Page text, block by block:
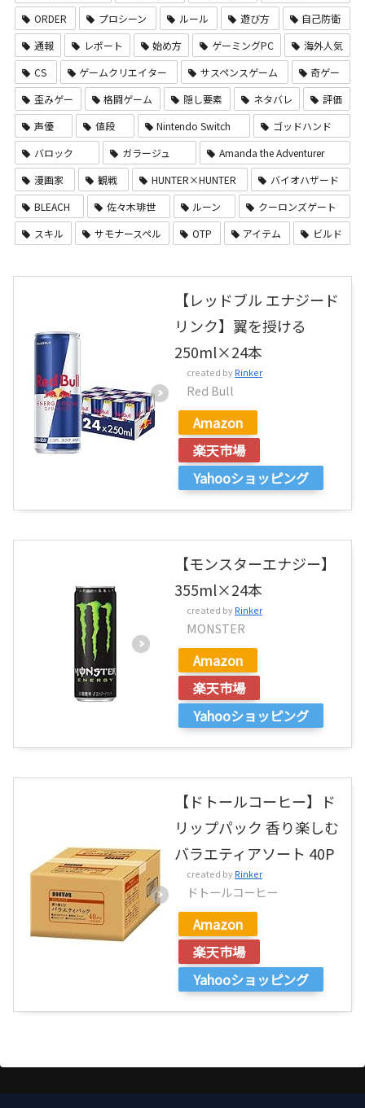
ORDER
プロシーン ルール 遊び方
自己防衛
通報
レポート 始め方 ゲーミングPC
海外人気
CS
ゲームクリエイター サスペンスゲーム
奇ゲー
歪みゲー
格闘ゲーム 隠し要素 ネタバレ
評価
声優
値段 Nintendo Switch
ゴッドハンド
バロック
ガラージュ
Amanda the Adventurer
漫画家
観戦 HUNTER×HUNTER
バイオハザード
BLEACH
佐々木琲世 ルーン
クーロンズゲート
スキル
サモナースペル OTP アイテム ビルド
【レッドブル エナジード
リンク】翼を授ける
250ml×24本
created byRinker
Red Bull
Amazon
楽天市場
Yahooショッピング
【モンスターエナジー】
355ml×24本
created byRinker
MONSTER
Amazon
楽天市場
Yahooショッピング
【ドトールコーヒー】ド
リップパック 香り楽しむ
バラエティアソート 40P
created byRinker
ドトールコーヒー
Amazon
楽天市場
Yahooショッピング